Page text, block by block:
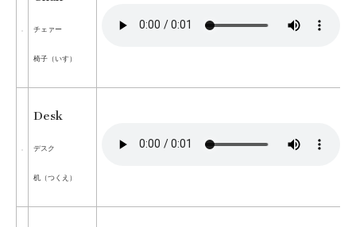
チェァー
椅子（いす）
Desk
デスク
机（つくえ）